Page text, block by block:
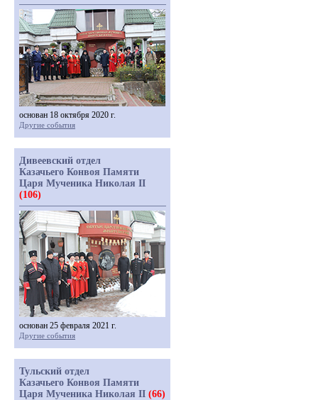
основан 18 октября 2020 г.
Другие события
Дивеевский отдел
Казачьего Конвоя Памяти
Царя Мученика Николая II
(106)
основан 25 февраля 2021 г.
Другие события
Тульский отдел
Казачьего Конвоя Памяти
Царя Мученика Николая II (66)